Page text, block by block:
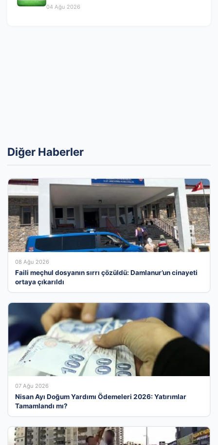
04 Ağustos 2026
04 Ağu 2026
Diğer Haberler
08 Ağu 2026
Faili meçhul dosyanın sırrı çözüldü: Damlanur’un cinayeti
ortaya çıkarıldı
07 Ağu 2026
Nisan Ayı Doğum Yardımı Ödemeleri 2026: Yatırımlar
Tamamlandı mı?